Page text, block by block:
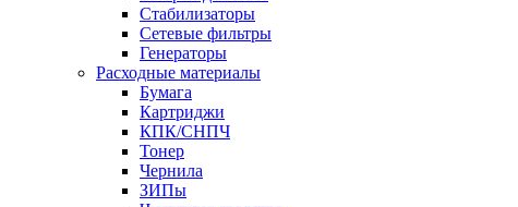
Стабилизаторы
Сетевые фильтры
Генераторы
Расходные материалы
Бумага
Картриджи
КПК/СНПЧ
Тонер
Чернила
ЗИПы